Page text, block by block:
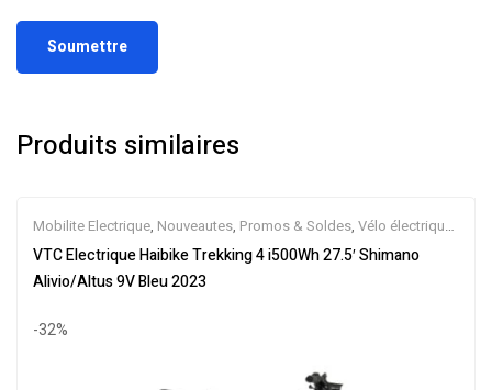
Produits similaires
Mobilite Electrique, Nouveautes, Promos & Soldes, Vélo électrique
ville,Velos Electriques,VTC Electrique
VTC Electrique Haibike Trekking 4 i500Wh 27.5′ Shimano
Alivio/Altus 9V Bleu 2023
-32%